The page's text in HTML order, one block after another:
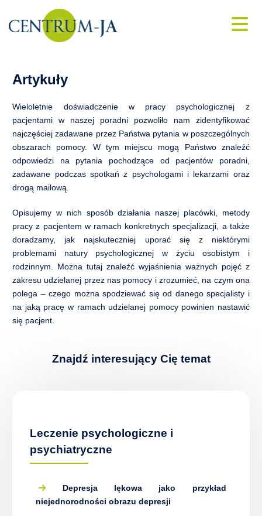
Skip
content
Artykuły
Wieloletnie doświadczenie w pracy psychologicznej z
pacjentami w naszej poradni pozwoliło nam zidentyfikować
najczęściej zadawane przez Państwa pytania w poszczególnych
obszarach pomocy. W tym miejscu mogą Państwo znaleźć
odpowiedzi na pytania pochodzące od pacjentów poradni,
zadawane podczas spotkań z psychologami i lekarzami oraz
drogą mailową.
Opisujemy w nich sposób działania naszej placówki, metody
pracy z pacjentem w ramach konkretnych specjalizacji, a także
doradzamy, jak najskuteczniej uporać się z niektórymi
problemami natury psychologicznej w życiu osobistym i
rodzinnym. Można tutaj znaleźć wyjaśnienia ważnych pojęć z
zakresu udzielanej przez nas pomocy i zrozumieć, na czym ona
polega – czego można spodziewać się od danego specjalisty i
na jaką pracę w ramach udzielanej pomocy powinien nastawić
się pacjent.
Znajdź interesujący Cię temat
Leczenie psychologiczne i
psychiatryczne
Depresja lękowa jako przykład
niejednorodności obrazu depresji
Konsultacje i psychoterapia online
Porada psychologiczna
Psycholog dziecięcy
Psycholog dla młodzieży
Psychiatra online
Leczenie bezsenności
Psychoterapia
Terapia dla par i małżeństw
Porada psychogastroenterologiczna
Terapia seksuologiczna
Diagnoza ADHD u dorosłych
Badanie umiejętności miękkich